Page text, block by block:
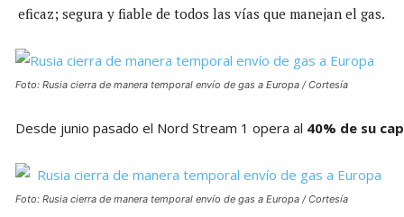
eficaz; segura y fiable de todos las vías que manejan el gas.
Foto: Rusia cierra de manera temporal envío de gas a Europa / Cortesía
Desde junio pasado el Nord Stream 1 opera al 40% de su
Foto: Rusia cierra de manera temporal envío de gas a Europa / Cortesía